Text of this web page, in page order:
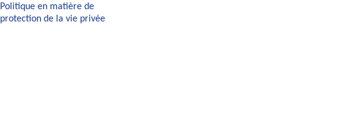
Politique en matière de
protection de la vie privée